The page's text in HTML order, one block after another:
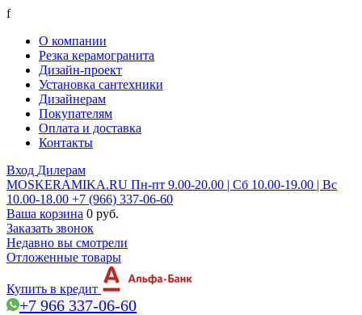
f
О компании
Резка керамогранита
Дизайн-проект
Установка сантехники
Дизайнерам
Покупателям
Оплата и доставка
Контакты
Вход Дилерам
MOSKERAMIKA.RU Пн-пт 9.00-20.00 | Сб 10.00-19.00 | Вс
10.00-18.00 +7 (966) 337-06-60
Ваша корзина 0 руб.
Заказать звонок
Недавно вы смотрели
Отложенные товары
Купить в кредит
+7 966 337-06-60